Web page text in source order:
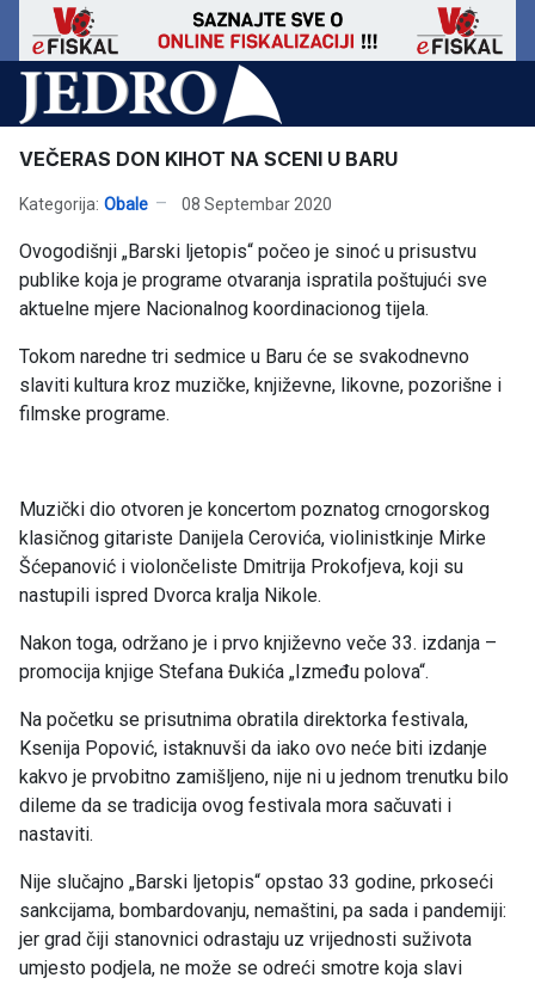
VEČERAS DON KIHOT NA SCENI U BARU
Kategorija: Obale 08 Septembar 2020
Ovogodišnji „Barski ljetopis“ počeo je sinoć u prisustvu
publike koja je programe otvaranja ispratila poštujući sve
aktuelne mjere Nacionalnog koordinacionog tijela.
Tokom naredne tri sedmice u Baru će se svakodnevno
slaviti kultura kroz muzičke, književne, likovne, pozorišne i
filmske programe.
Muzički dio otvoren je koncertom poznatog crnogorskog
klasičnog gitariste Danijela Cerovića, violinistkinje Mirke
Šćepanović i violončeliste Dmitrija Prokofjeva, koji su
nastupili ispred Dvorca kralja Nikole.
Nakon toga, održano je i prvo književno veče 33. izdanja –
promocija knjige Stefana Đukića „Između polova“.
Na početku se prisutnima obratila direktorka festivala,
Ksenija Popović, istaknuvši da iako ovo neće biti izdanje
kakvo je prvobitno zamišljeno, nije ni u jednom trenutku bilo
dileme da se tradicija ovog festivala mora sačuvati i
nastaviti.
Nije slučajno „Barski ljetopis“ opstao 33 godine, prkoseći
sankcijama, bombardovanju, nemaštini, pa sada i pandemiji:
jer grad čiji stanovnici odrastaju uz vrijednosti suživota
umjesto podjela, ne može se odreći smotre koja slavi